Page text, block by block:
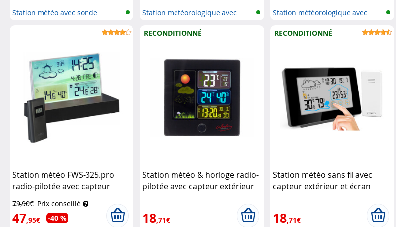
Station météo avec sonde
Station météorologique avec
Station météorologique avec
Station météo FWS-325.pro
radio-pilotée avec capteur
Infactory
79,90€ Prix conseillé
47,95€ -40 %
RECONDITIONNÉ
Station météo & horloge radio-
pilotée avec capteur extérieur
18,71€
RECONDITIONNÉ
Station météo sans fil avec
capteur extérieur et écran
18,71€